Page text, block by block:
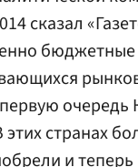
сказал
странах
и